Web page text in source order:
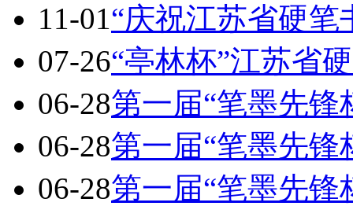
11-01“庆祝江苏省硬
07-26“亭林杯”江苏省
06-28第一届“笔墨先
06-28第一届“笔墨先
06-28第一届“笔墨先